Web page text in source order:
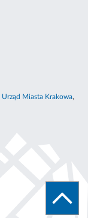
Urząd Miasta Krakowa,